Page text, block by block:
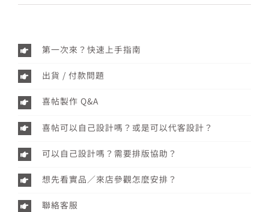
第一次來？快速上手指南
出貨 / 付款問題
喜帖製作 Q&A
喜帖可以自己設計嗎？或是可以代客設計？
可以自己設計嗎？需要排版協助？
想先看實品／來店參觀怎麼安排？
聯絡客服